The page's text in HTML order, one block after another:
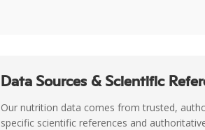
Data Sources & Scientific
Our nutrition data comes from trusted,
specific scientific references and